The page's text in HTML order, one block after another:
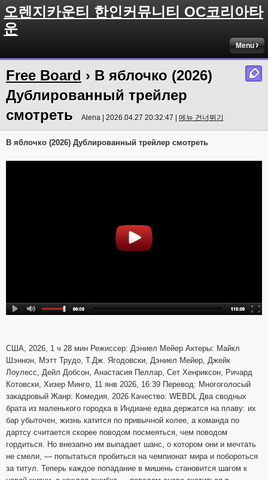
오렌지카운티 한인커뮤니티 OC코리아타
운
Menu
Free Board › В яблочко (2026)
Дублированный трейлер
смотреть
Alena | 2026.04.27 20:32:47 | 메뉴 건너뛰기
В яблочко (2026) Дублированный трейлер смотреть
США, 2026, 1 ч 28 мин Режиссер: Дэниел Мейер Актеры: Майкл
Шэннон, Мэтт Трудо, Т.Дж. Ягодовски, Дэниел Мейер, Джейк
Лоулесс, Дейл Добсон, Анастасия Пеллар, Сет Хенриксон, Ричард
Котовски, Хизер Минго, 11 янв 2026, 16:39 Перевод: Многоголосый
закадровый Жанр: Комедия, 2026 Качество: WEBDL Два сводных
брата из маленького городка в Индиане едва держатся на плаву: их
бар убыточен, жизнь катится по привычной колее, а команда по
дартсу считается скорее поводом посмеяться, чем поводом
гордиться. Но внезапно им выпадает шанс, о котором они и мечтать
не смели, — попытаться пробиться на чемпионат мира и побороться
за титул. Теперь каждое попадание в мишень становится шагом к